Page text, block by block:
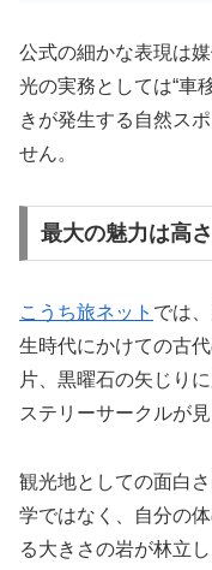
公式の細かな表現は
光の実務としては“車
きが発生する自然ス
せん。
最大の魅力は高
こうち旅ネット では
生時代にかけての古
片、黒曜石の矢じり
ステリーサークルが
観光地としての面白
学ではなく、自分の
る大きさの岩が林立